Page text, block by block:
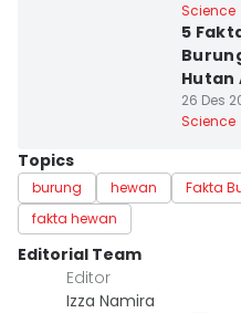
Science
5
Hutan
26 Des
Science
Topics
burung hewan Fakta
fakta hewan
Editorial Team
Editor
Izza Namira